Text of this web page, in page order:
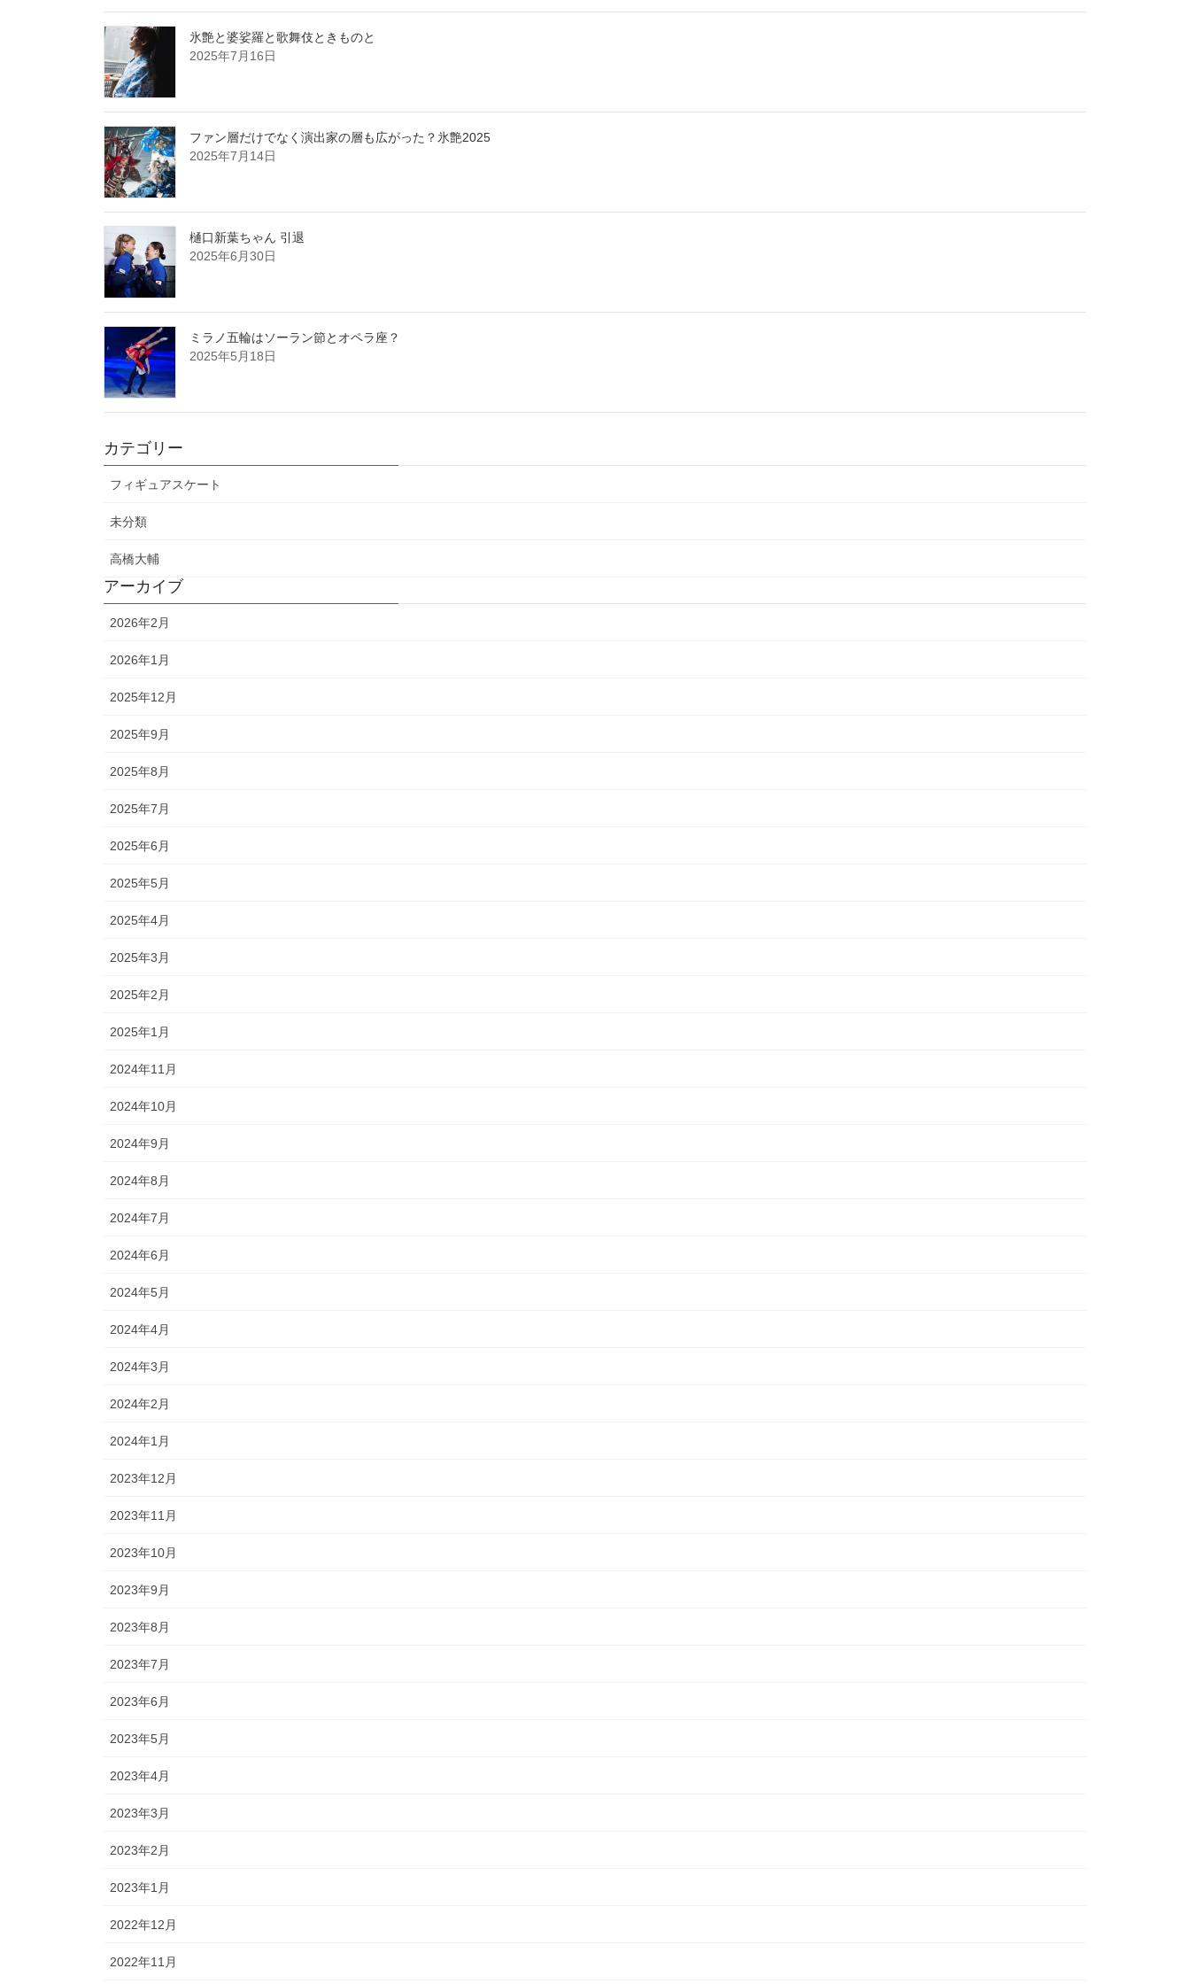
氷艶と婆娑羅と歌舞伎ときものと
2025年7月16日
ファン層だけでなく演出家の層も広がった？氷艶2025
2025年7月14日
樋口新葉ちゃん 引退
2025年6月30日
ミラノ五輪はソーラン節とオペラ座？
2025年5月18日
カテゴリー
フィギュアスケート
未分類
高橋大輔
アーカイブ
2026年2月
2026年1月
2025年12月
2025年9月
2025年8月
2025年7月
2025年6月
2025年5月
2025年4月
2025年3月
2025年2月
2025年1月
2024年11月
2024年10月
2024年9月
2024年8月
2024年7月
2024年6月
2024年5月
2024年4月
2024年3月
2024年2月
2024年1月
2023年12月
2023年11月
2023年10月
2023年9月
2023年8月
2023年7月
2023年6月
2023年5月
2023年4月
2023年3月
2023年2月
2023年1月
2022年12月
2022年11月